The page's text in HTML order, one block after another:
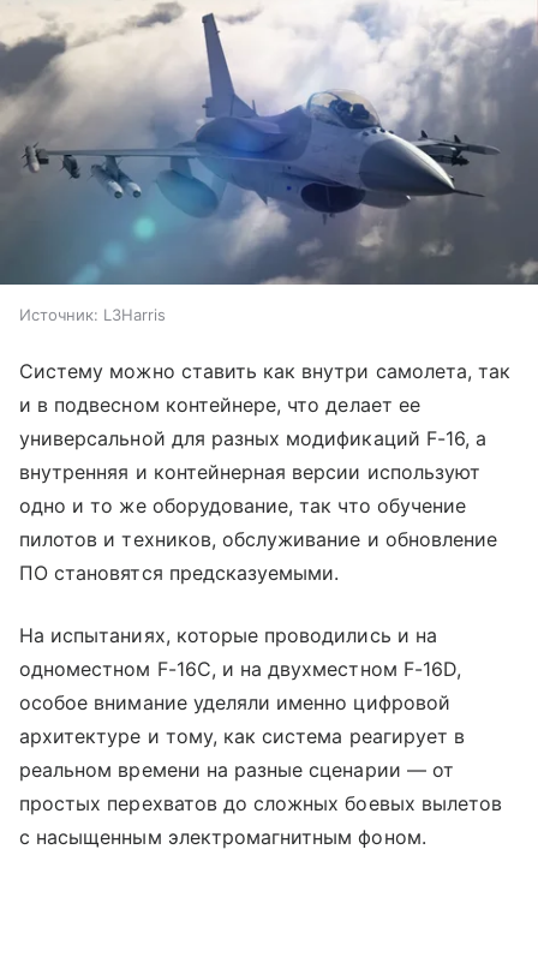
Источник: L3Harris
Систему можно ставить как внутри самолета, так
и в подвесном контейнере, что делает ее
универсальной для разных модификаций F-16, а
внутренняя и контейнерная версии используют
одно и то же оборудование, так что обучение
пилотов и техников, обслуживание и обновление
ПО становятся предсказуемыми.
На испытаниях, которые проводились и на
одноместном F-16C, и на двухместном F-16D,
особое внимание уделяли именно цифровой
архитектуре и тому, как система реагирует в
реальном времени на разные сценарии — от
простых перехватов до сложных боевых вылетов
с насыщенным электромагнитным фоном.